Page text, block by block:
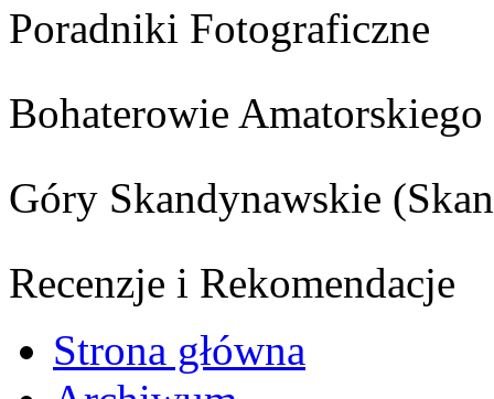
Poradniki Fotograficzne
Bohaterowie
Góry Skandynawskie
Recenzje i Rekomendacje
Strona główna